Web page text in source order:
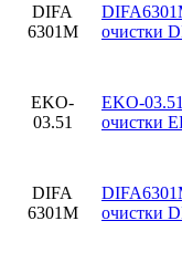
DIFA
6301М
очистки
EKO-
03.51
EKO-
очистки
DIFA
6301М
очистки